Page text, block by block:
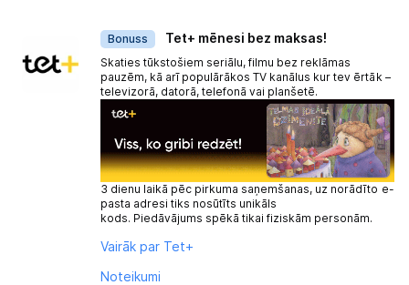
Bonuss Tet+ mēnesi bez maksas!
Skaties tūkstošiem seriālu, filmu bez reklāmas
pauzēm, kā arī populārākos TV kanālus kur tev ērtāk –
televizorā, datorā, telefonā vai planšetē.
3 dienu laikā pēc pirkuma saņemšanas, uz norādīto e-
pasta adresi tiks nosūtīts unikāls
kods. Piedāvājums spēkā tikai fiziskām personām.
Vairāk par Tet+
Noteikumi